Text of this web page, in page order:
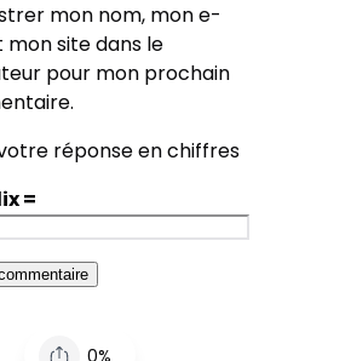
mon nom, mon e-
mon site dans le
pour mon prochain
réponse en chiffres
=
0%